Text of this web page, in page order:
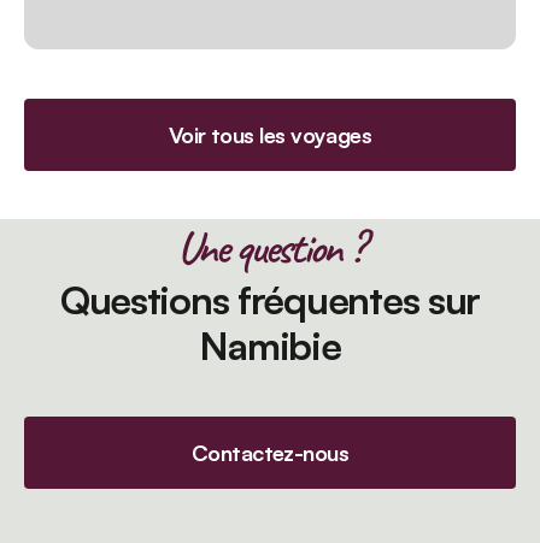
Voir tous les voyages
Une question ?
Questions fréquentes sur
Namibie
Contactez-nous